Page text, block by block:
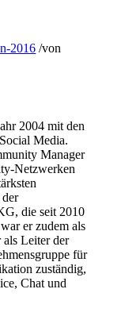
2016 /von
2004 mit den
Media.
Manager
Netzwerken
die seit 2010
er zudem als
als Leiter der
für
zuständig,
Chat und